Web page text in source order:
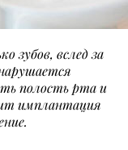
зубов, вслед за
полость рта и
имплантация